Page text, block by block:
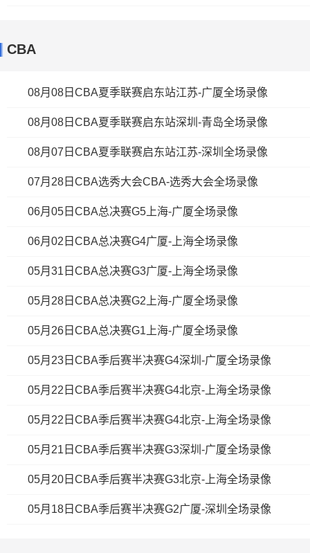
CBA
08月08日CBA夏季联赛启东站江苏-广厦全场录像
08月08日CBA夏季联赛启东站深圳-青岛全场录像
08月07日CBA夏季联赛启东站江苏-深圳全场录像
07月28日CBA选秀大会CBA-选秀大会全场录像
06月05日CBA总决赛G5上海-广厦全场录像
06月02日CBA总决赛G4广厦-上海全场录像
05月31日CBA总决赛G3广厦-上海全场录像
05月28日CBA总决赛G2上海-广厦全场录像
05月26日CBA总决赛G1上海-广厦全场录像
05月23日CBA季后赛半决赛G4深圳-广厦全场录像
05月22日CBA季后赛半决赛G4北京-上海全场录像
05月22日CBA季后赛半决赛G4北京-上海全场录像
05月21日CBA季后赛半决赛G3深圳-广厦全场录像
05月20日CBA季后赛半决赛G3北京-上海全场录像
05月18日CBA季后赛半决赛G2广厦-深圳全场录像